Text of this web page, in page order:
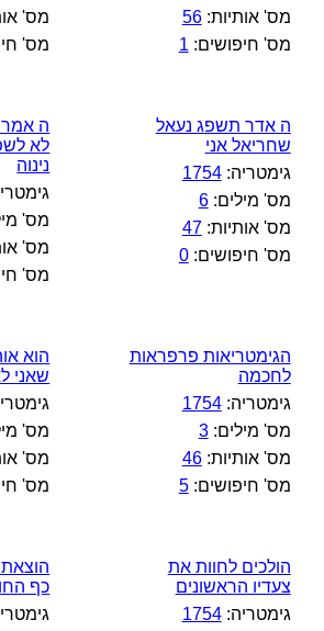
מס' אותיות:56
מס' חיפושים: 1
מס'
מס'
ה אדר תשפג נעאל
שחריאל אני
גימטריה:1754
מס' מילים:6
מס' אותיות:47
מס' חיפושים:0
ה אמר
לא
נינוה
מס'
מס'
מס'
הגימטריאות פרפראות
לחכמה
גימטריה:1754
מס' מילים:3
מס' אותיות:46
מס' חיפושים:5
הוא
שאני
מס'
מס'
מס'
הולכים לחוות את
צעדיו הראשונים
גימטריה:1754
כף